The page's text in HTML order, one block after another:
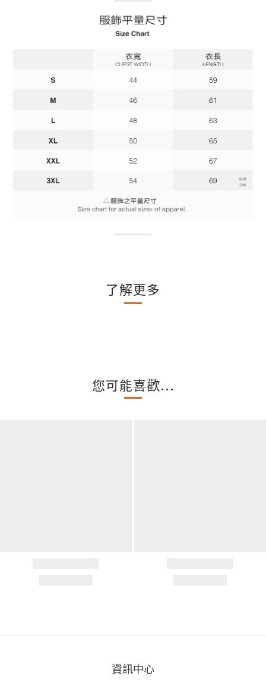
了解更多
您可能喜歡...
資訊中心